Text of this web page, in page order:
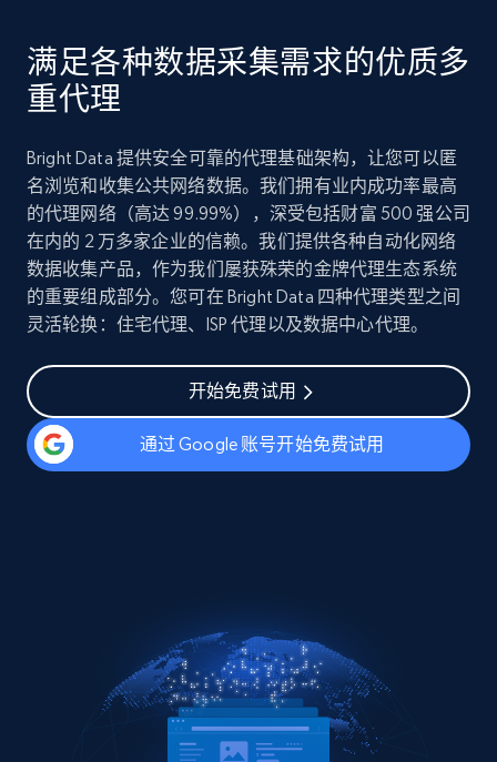
满足各种数据采集需求的优质多
重代理
Bright Data 提供安全可靠的代理基础架构，让您可以匿
名浏览和收集公共网络数据。我们拥有业内成功率最高
的代理网络（高达 99.99%），深受包括财富 500 强公司
在内的 2 万多家企业的信赖。我们提供各种自动化网络
数据收集产品，作为我们屡获殊荣的金牌代理生态系统
的重要组成部分。您可在 Bright Data 四种代理类型之间
灵活轮换：住宅代理、ISP 代理以及数据中心代理。
开始免费试用
通过 Google 账号开始免费试用